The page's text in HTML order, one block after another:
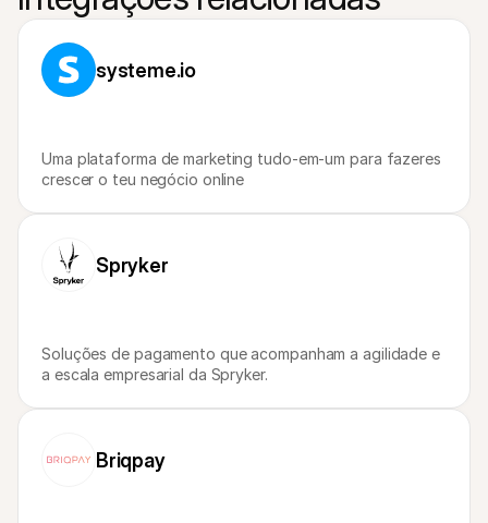
systeme.io
Uma plataforma de marketing tudo-em-um para fazeres
crescer o teu negócio online
Spryker
Soluções de pagamento que acompanham a agilidade e
a escala empresarial da Spryker.
Briqpay
Para compradores
Para clientes Mollie
Contacte a nossa equipa de apoio ao cliente
Contactar o departamento de vendas